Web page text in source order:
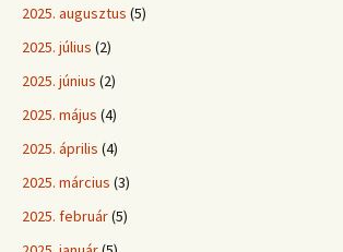
2025. augusztus (5)
2025. július (2)
2025. június (2)
2025. május (4)
2025. április (4)
2025. március (3)
2025. február(5)